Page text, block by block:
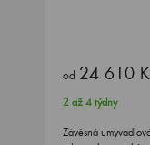
od 24 610
2 až 4 týdny
Závěsná